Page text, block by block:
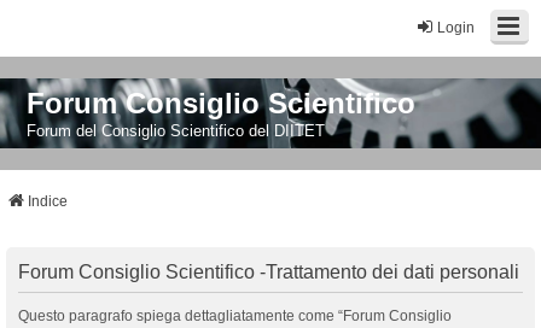
Login
Forum Consiglio Scientifico
Forum del Consiglio Scientifico del DIITET
Indice
Forum Consiglio Scientifico -Trattamento dei dati personali
Questo paragrafo spiega dettagliatamente come “Forum Consiglio